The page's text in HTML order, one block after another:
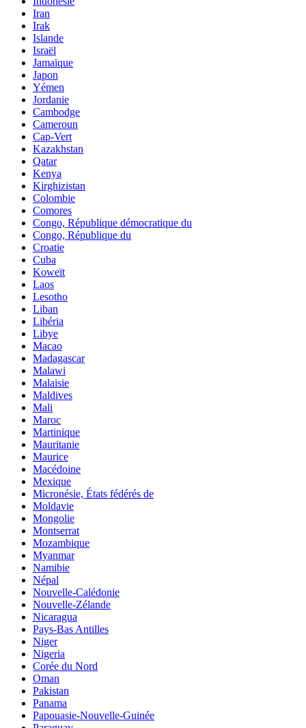
Iran
Irak
Islande
Israël
Jamaïque
Japon
Yémen
Jordanie
Cambodge
Cameroun
Cap-Vert
Kazakhstan
Qatar
Kenya
Kirghizistan
Colombie
Comores
Congo, République démocratique du
Congo, République du
Croatie
Cuba
Koweït
Laos
Lesotho
Liban
Libéria
Libye
Macao
Madagascar
Malawi
Malaisie
Maldives
Mali
Maroc
Martinique
Mauritanie
Maurice
Macédoine
Mexique
Micronésie, États fédérés de
Moldavie
Mongolie
Montserrat
Mozambique
Myanmar
Namibie
Népal
Nouvelle-Calédonie
Nouvelle-Zélande
Nicaragua
Pays-Bas Antilles
Niger
Nigeria
Corée du Nord
Oman
Pakistan
Panama
Papouasie-Nouvelle-Guinée